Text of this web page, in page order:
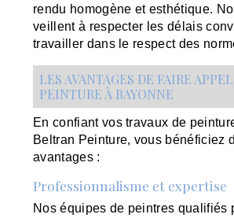
rendu homogène et esthétique.
veillent à respecter les délais
travailler dans le respect des
LES AVANTAGES DE FAIRE
PEINTURE À BAYONNE
En confiant vos travaux de
Beltran Peinture, vous bénéficiez
avantages :
Professionnalisme et expertise
Nos équipes de peintres qualifiés